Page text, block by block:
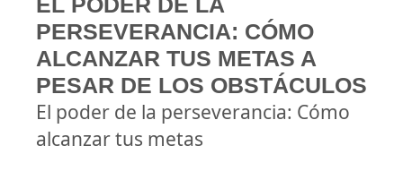
PERSEVERANCIA: CÓMO
ALCANZAR TUS METAS A
PESAR DE LOS OBSTÁCULOS
El poder de la perseverancia: Cómo
alcanzar tus metas